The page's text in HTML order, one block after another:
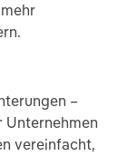
–
Unternehmen
vereinfacht,